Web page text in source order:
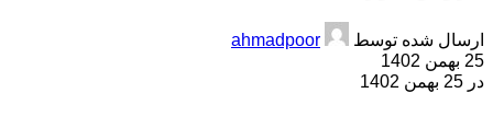
ارسال شده توسط
ahmadpoor
25 بهمن 1402
در 25 بهمن 1402